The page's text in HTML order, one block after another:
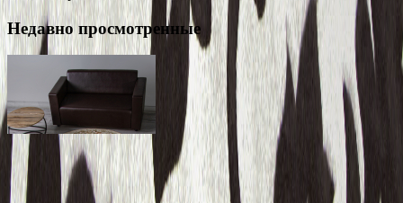
Недавно просмотренные